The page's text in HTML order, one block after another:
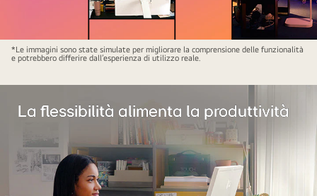
The
picture
woman
*Le immagini sono state simulate per migliorare la comprensione delle funzionalità
e potrebbero differire dall’esperienza di utilizzo reale.
La flessibilità alimenta la produttività